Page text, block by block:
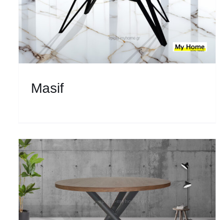
Masif